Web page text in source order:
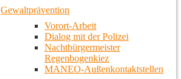
Gewaltprävention
Vorort-Arbeit
Dialog mit der Polizei
Nachtbürgermeister
Regenbogenkiez
MANEO-Außenkontaktstellen